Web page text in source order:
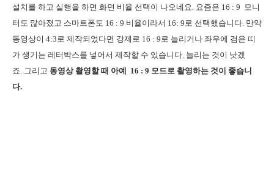
설치를 하고 실행을 하면 화면 비율 선택이 나오네요. 요즘은 16 : 9 모니
터도 많아졌고 스마트폰도 16 : 9 비율이라서 16: 9로 선택했습니다. 만약
동영상이 4:3로 제작되었다면 강제로 16 : 9로 늘리거나 좌우에 검은 띠
가 생기는 레터박스를 넣어서 제작할 수 있습니다. 늘리는 것이 낫겠
죠. 그리고 동영상 촬영할 때 아예 16 : 9 모드로 촬영하는 것이 좋습니
다.